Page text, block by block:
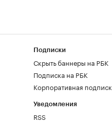
Подписки
Скрыть баннеры на РБК
Подписка на РБК
Корпоративная
Уведомления
RSS